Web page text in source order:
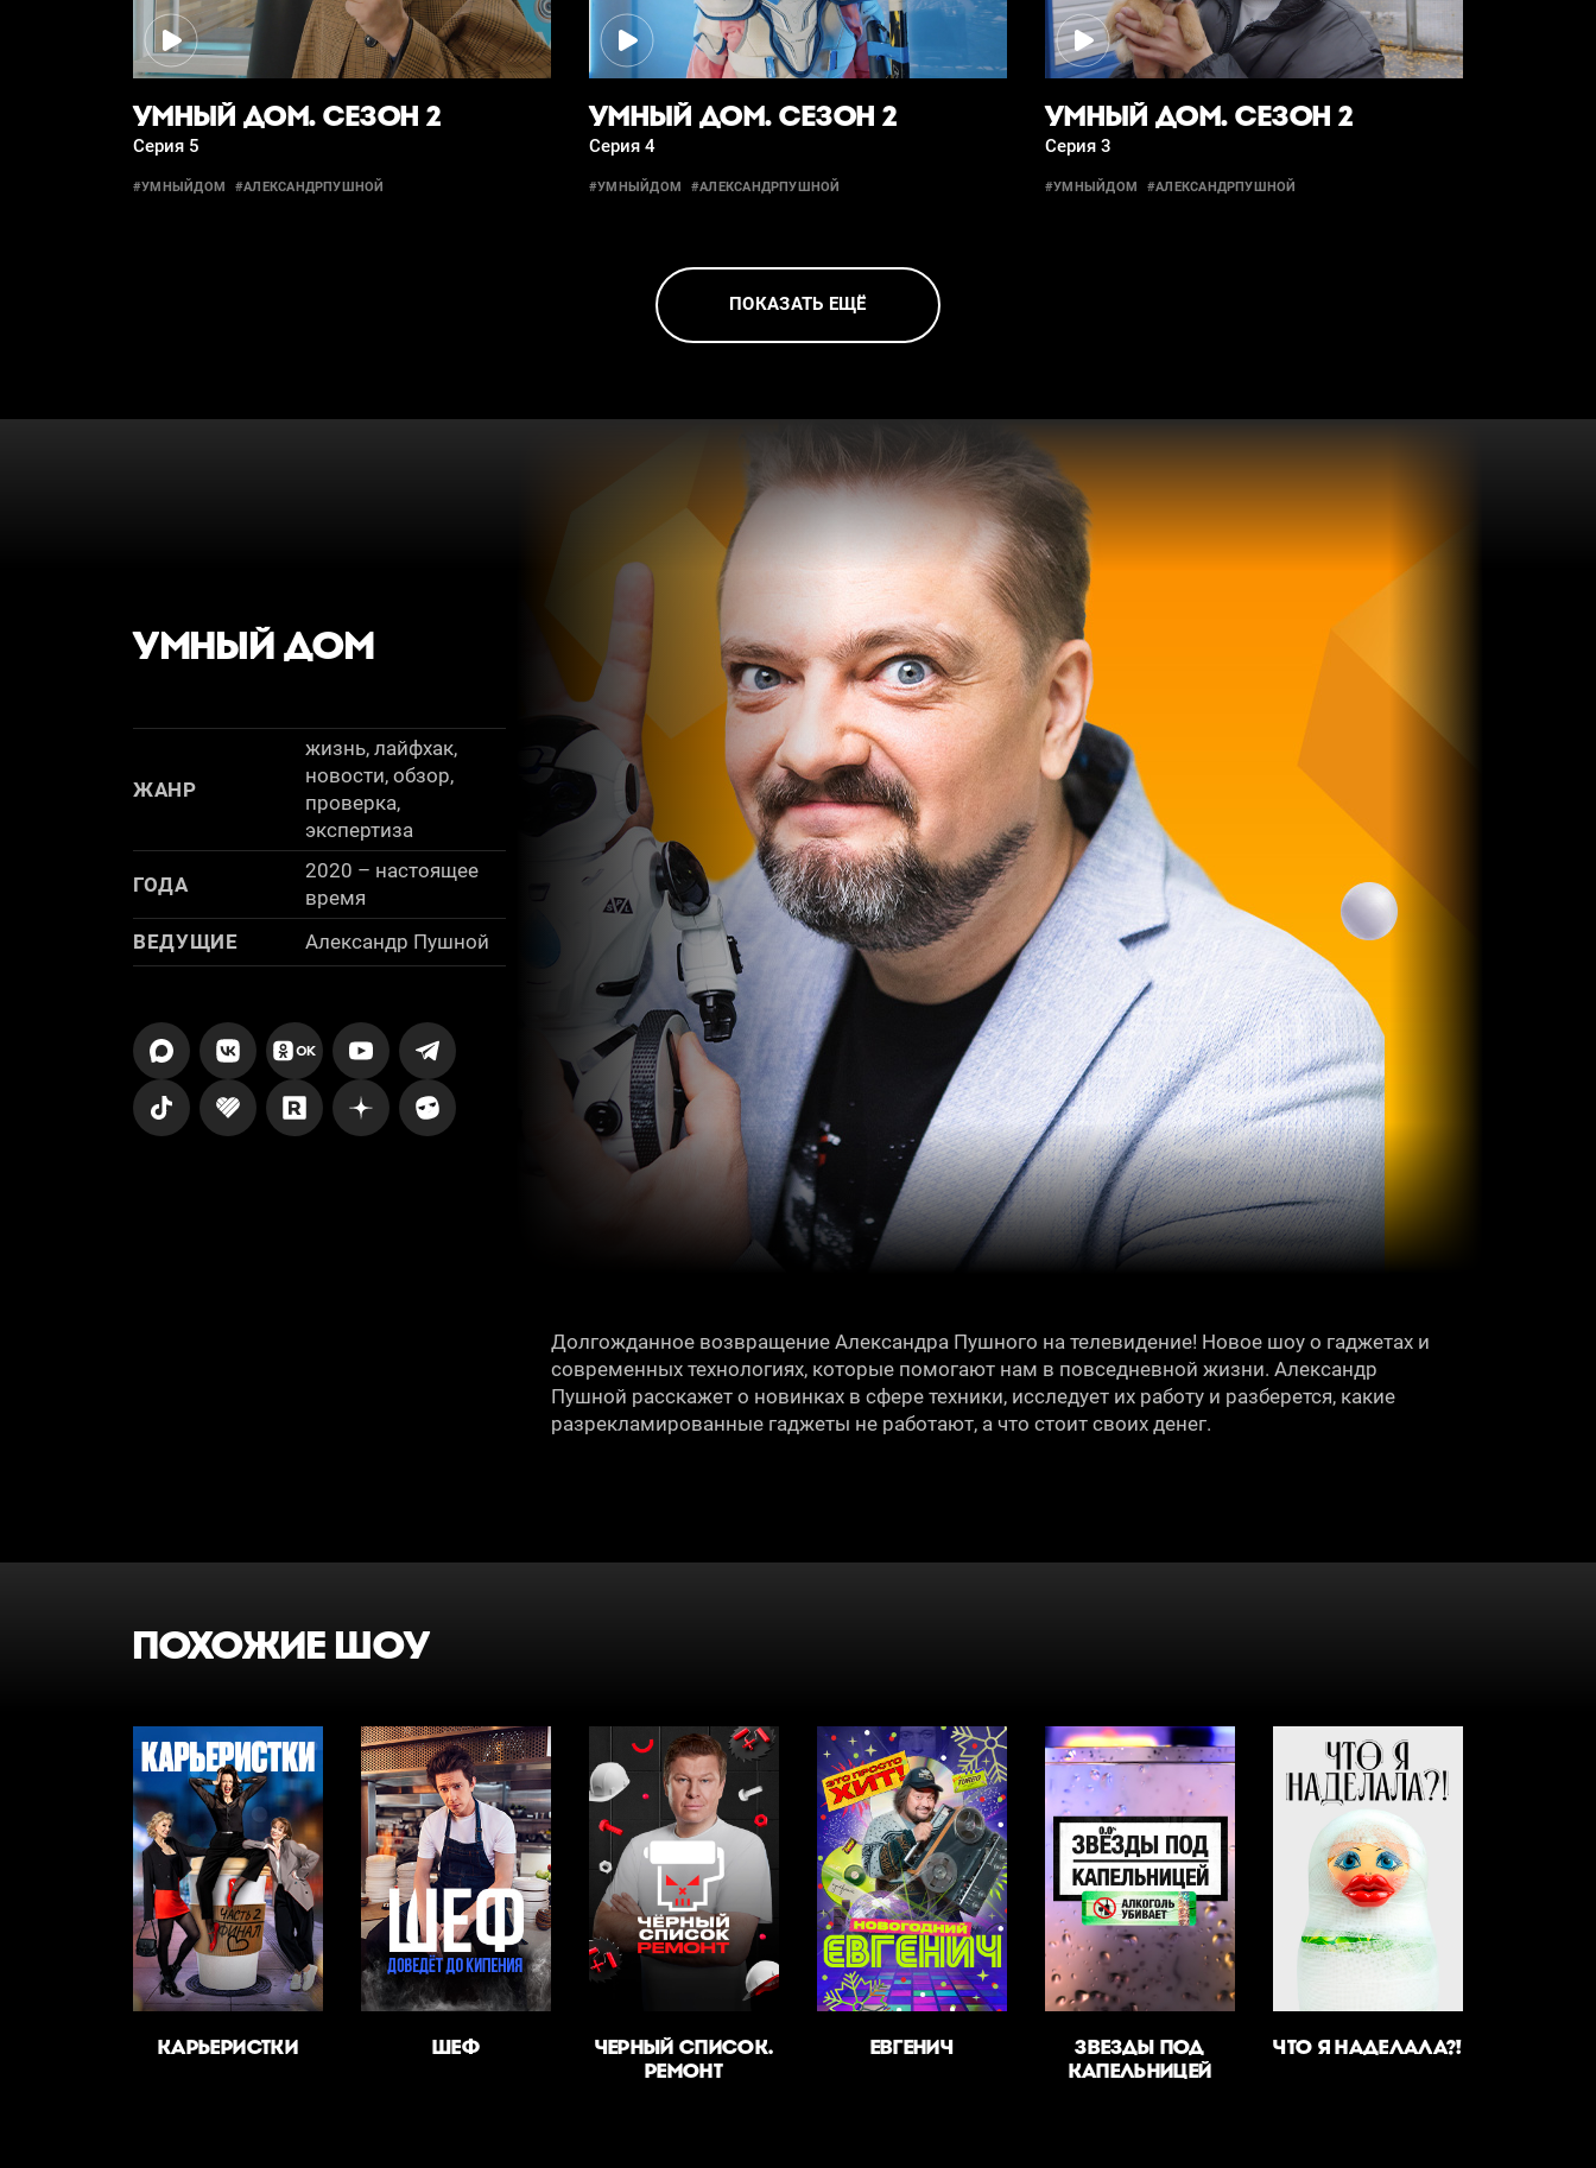
УМНЫЙ ДОМ. СЕЗОН 2
Серия 5
#УМНЫЙДОМ #АЛЕКСАНДРПУШНОЙ
УМНЫЙ ДОМ. СЕЗОН 2
Серия 4
#УМНЫЙДОМ #АЛЕКСАНДРПУШНОЙ
УМНЫЙ ДОМ. СЕЗОН 2
Серия 3
#УМНЫЙДОМ #АЛЕКСАНДРПУШНОЙ
ПОКАЗАТЬ ЕЩЁ
УМНЫЙ ДОМ
ЖАНР
жизнь, лайфхак,
новости, обзор,
проверка,
экспертиза
ГОДА
2020 – настоящее
время
ВЕДУЩИЕ
Александр Пушной
Долгожданное возвращение Александра Пушного на телевидение! Новое шоу о гаджетах и
современных технологиях, которые помогают нам в повседневной жизни. Александр
Пушной расскажет о новинках в сфере техники, исследует их работу и разберется, какие
разрекламированные гаджеты не работают, а что стоит своих денег.
ПОХОЖИЕ ШОУ
КАРЬЕРИСТКИ ШЕФ
ЧЕРНЫЙ СПИСОК.
РЕМОНТ
ЕВГЕНИЧ
ЗВЕЗДЫ ПОД
КАПЕЛЬНИЦЕЙ
ЧТО Я НАДЕЛАЛА?!